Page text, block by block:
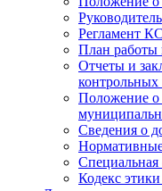
Руководитель
Регламент
План работы
Отчеты и
Положение о
Сведения о
Специальная
Кодекс